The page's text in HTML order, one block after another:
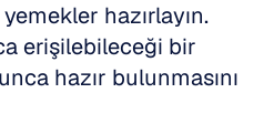
hazırlayın.
erişilebileceği bir
hazır bulunmasını